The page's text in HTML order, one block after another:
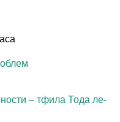
– тфила Тода ле-